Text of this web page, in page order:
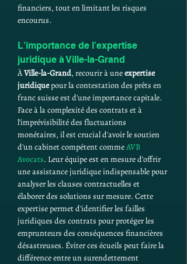
financiers, tout en limitant les risques
encourus.
L'importance de l'expertise
juridique à Ville-la-Grand
À Ville-la-Grand, recourir à une expertise
juridique pour la contestation des prêts en
franc suisse est d'une importance capitale.
Face à la complexité des contrats et à
l'imprévisibilité des fluctuations
monétaires, il est crucial d'avoir le soutien
d'un cabinet compétent comme AVB
Avocats. Leur équipe est en mesure d’offrir
une assistance juridique indispensable pour
analyser les clauses contractuelles et
élaborer des solutions sur mesure. Cette
expertise permet d'identifier les failles
juridiques des contrats pour protéger les
emprunteurs des conséquences financières
désastreuses. Éviter ces écueils peut faire la
différence entre un surendettement